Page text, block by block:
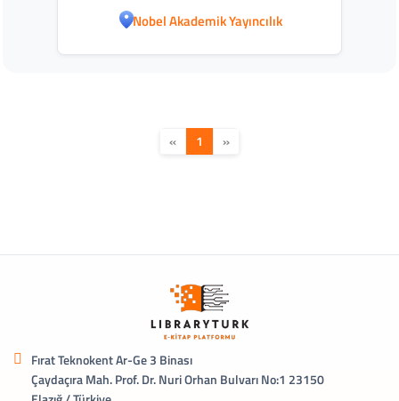
Nobel Akademik Yayıncılık
« 1 »
Fırat Teknokent Ar-Ge 3 Binası
Çaydaçıra Mah. Prof. Dr. Nuri Orhan Bulvarı No:1 23150